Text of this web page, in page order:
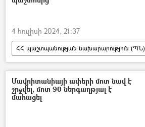
4 հուլիսի 2024, 21:37
ՀՀ պաշտպանության նախարարություն (ՊՆ)
ազատում
գեներալ
Մավրիտանիայի ափերի մոտ նավ է
շրջվել, մոտ 90 ներգաղթյալ է
մահացել